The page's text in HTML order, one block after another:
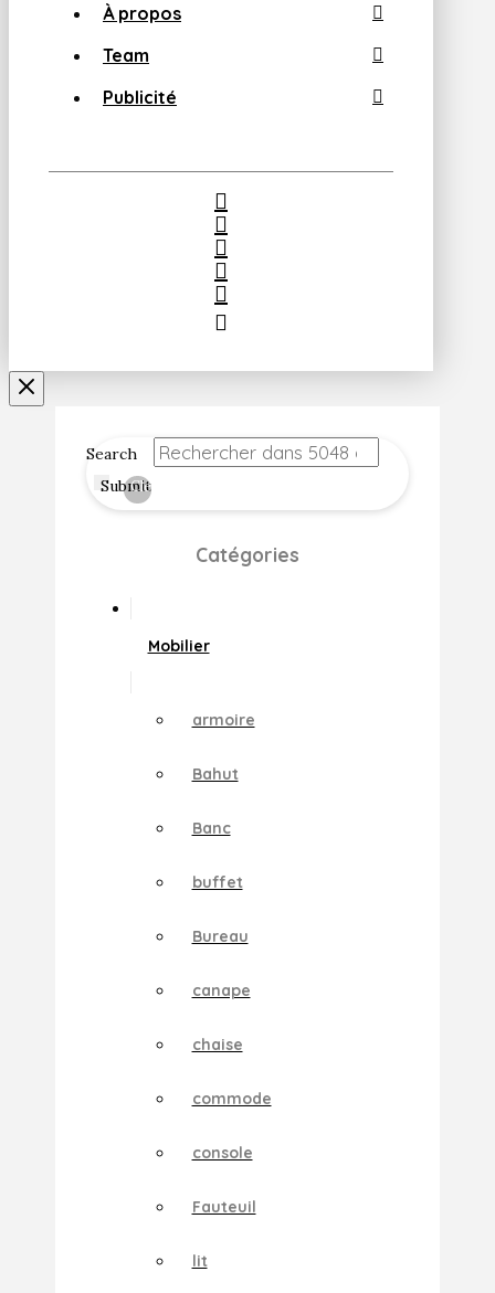
À propos
Team
Publicité
Search
Submit
Clear
Catégories
Mobilier
armoire
Bahut
Banc
buffet
Bureau
canape
chaise
commode
console
Fauteuil
lit